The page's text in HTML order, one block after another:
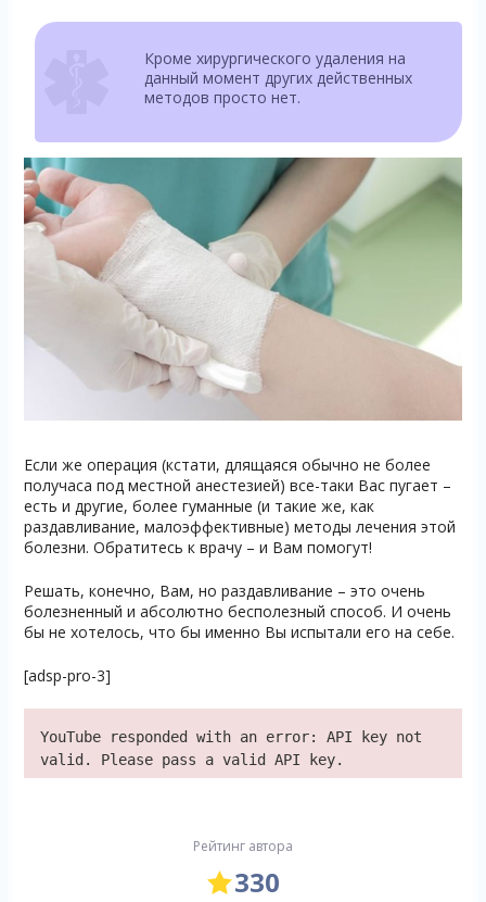
Кроме хирургического удаления на
данный момент других действенных
методов просто нет.
Если же операция (кстати, длящаяся обычно не более
получаса под местной анестезией) все-таки Вас пугает –
есть и другие, более гуманные (и такие же, как
раздавливание, малоэффективные) методы лечения этой
болезни. Обратитесь к врачу – и Вам помогут!
Решать, конечно, Вам, но раздавливание – это очень
болезненный и абсолютно бесполезный способ. И очень
бы не хотелось, что бы именно Вы испытали его на себе.
[adsp-pro-3]
YouTube responded with an error: API key not
valid. Please pass a valid API key.
Рейтинг автора
330